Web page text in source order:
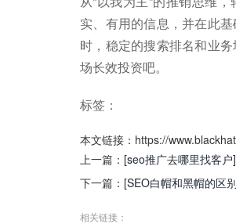
实、有用的信息，并在此
时，稳定的搜索排名和业
场长效投资吧。
标签：
本文链接：https://
上一篇： [seo推广去哪里找客
下一篇： [SEO白帽和黑帽的区
相关链接：